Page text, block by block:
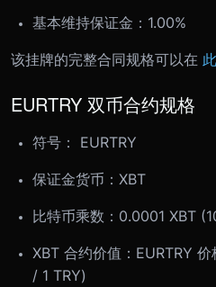
基本维持保证金：1.00%
该挂牌的完整合同规格可以在
EURTRY 双币合约规格
符号： EURTRY
保证金货币：XBT
比特币乘数：0.0001 XBT
XBT 合约价值：EURTRY
/ 1 TRY)